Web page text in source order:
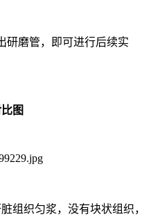
磨管，即可进行后续实
图
织匀浆，没有块状组织，